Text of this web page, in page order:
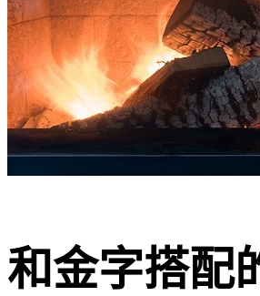
和金字搭配